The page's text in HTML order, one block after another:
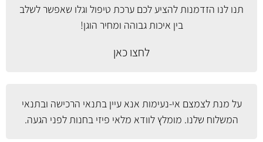
תנו לנו הזדמנות להציע לכם ערכת טיפול וגלו שאפשר לשלב
בין איכות גבוהה ומחיר הוגן!
לחצו כאן
על מנת לצמצם אי-נעימות אנא עייןבתנאי הרכישה ובתנאי
המשלוח שלנו. מומלץ לוודא מלאי פיזי בחנות לפני הגעה.